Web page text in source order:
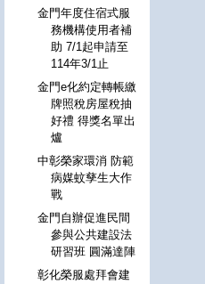
金門年度住宿式服
務機構使用者補
助 7/1起申請至
114年3/1止
金門e化約定轉帳繳
牌照稅房屋稅抽
好禮 得獎名單出
爐
中彰榮家環消 防範
病媒蚊孳生大作
戰
金門自辦促進民間
參與公共建設法
研習班 圓滿達陣
彰化榮服處拜會建